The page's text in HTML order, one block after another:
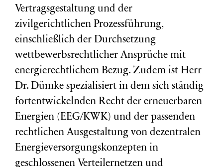
Vertragsgestaltung und der
zivilgerichtlichen Prozessführung,
einschließlich der Durchsetzung
wettbewerbsrechtlicher Ansprüche mit
energierechtlichem Bezug. Zudem ist Herr
Dr. Dümke spezialisiert in dem sich ständig
fortentwickelnden Recht der erneuerbaren
Energien (EEG/KWK) und der passenden
rechtlichen Ausgestaltung von dezentralen
Energieversorgungskonzepten in
geschlossenen Verteilernetzen und